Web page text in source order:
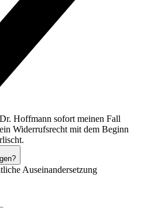
Hoffmann sofort meinen Fall
Widerrufsrecht mit dem Beginn
Auseinandersetzung